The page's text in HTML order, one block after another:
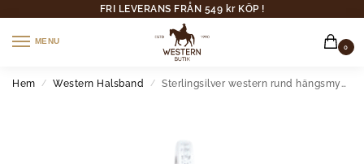
FRI LEVERANS FRÅN 549 kr KÖP !
MENU
0
Hem / Western Halsband / Sterlingsilver western rund hängsmycke med turkosstenar